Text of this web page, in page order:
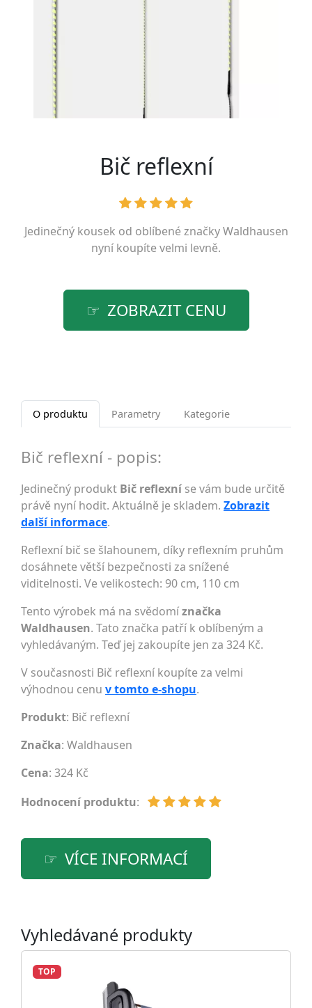
Bič reflexní
Jedinečný kousek od oblíbené značkyWaldhausen
nyní koupíte velmi levně.
ZOBRAZIT CENU
O produktu Parametry Kategorie
Bič reflexní - popis:
Jedinečný produkt Bič reflexní se vám bude určitě
právě nyní hodit. Aktuálně je skladem. Zobrazit
další informace.
Reflexní bič se šlahounem, díky reflexním pruhům
dosáhnete větší bezpečnosti za snížené
viditelnosti. Ve velikostech: 90 cm, 110 cm
Tento výrobek má na svědomíznačka
Waldhausen. Tato značka patří k oblíbeným a
vyhledávaným. Teď jej zakoupíte jen za 324 Kč.
V současnosti Bič reflexní koupíte za velmi
výhodnou cenu v tomto e-shopu.
Produkt: Bič reflexní
Značka: Waldhausen
Cena: 324 Kč
Hodnocení produktu:
VÍCE INFORMACÍ
Vyhledávané produkty
TOP